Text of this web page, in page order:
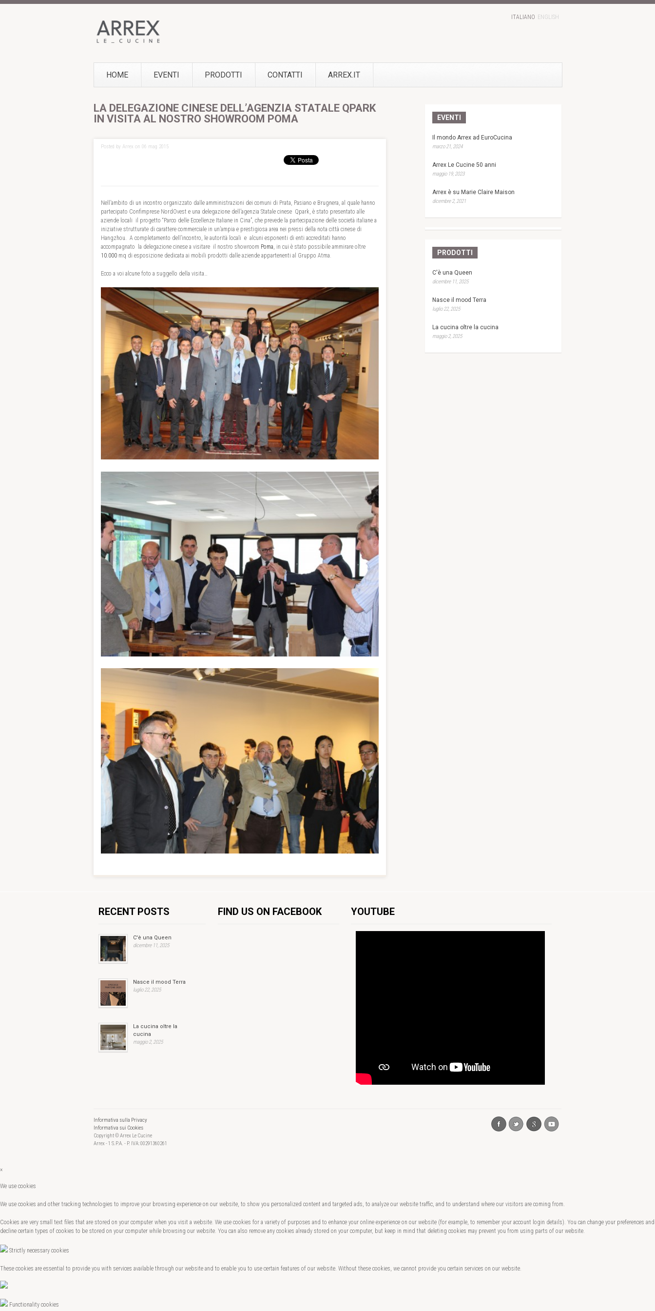
ITALIANO ENGLISH
HOME EVENTI PRODOTTI CONTATTI ARREX.IT
LA DELEGAZIONE CINESE DELL’AGENZIA STATALE QPARK
IN VISITA AL NOSTRO SHOWROOM POMA
Posted by Arrex on 06 mag 2015
Nell’ambito di un incontro organizzato dalle amministrazioni dei comuni di Prata, Pasiano e Brugnera, al quale hanno
partecipato Confimprese NordOvest e una delegazione dell’agenzia Statale cinese Qpark, è stato presentato alle
aziende locali il progetto “Parco delle Eccellenze Italiane in Cina”, che prevede la partecipazione delle società italiane a
iniziative strutturate di carattere commerciale in un’ampia e prestigiosa area nei pressi della nota città cinese di
Hangzhou. A completamento dell’incontro, le autorità locali e alcuni esponenti di enti accreditati hanno
accompagnato la delegazione cinese a visitare il nostro showroom Poma , in cui è stato possibile ammirare oltre
10.000 mq di esposizione dedicata ai mobili prodotti dalle aziende appartenenti al Gruppo Atma.
Ecco a voi alcune foto a suggello della visita…
EVENTI
Il mondo Arrex ad EuroCucina
marzo 21, 2024
Arrex Le Cucine 50 anni
maggio 19, 2023
Arrex è su Marie Claire Maison
dicembre 2, 2021
PRODOTTI
C'è una Queen
dicembre 11, 2025
Nasce il mood Terra
luglio 22, 2025
La cucina oltre la cucina
maggio 2, 2025
RECENT POSTS
C'è una Queen
dicembre 11, 2025
Nasce il mood Terra
luglio 22, 2025
La cucina oltre la
cucina
maggio 2, 2025
FIND US ON FACEBOOK YOUTUBE
Informativa sulla Privacy
Informativa sui Cookies
Copyright © Arrex Le Cucine
Arrex - 1 S.P.A. - P. IVA: 00291360261
×
We use cookies
We use cookies and other tracking technologies to improve your browsing experience on our website, to show you personalized content and targeted ads, to analyze our website traffic, and to understand where our visitors are coming from.
Cookies are very small text files that are stored on your computer when you visit a website. We use cookies for a variety of purposes and to enhance your online experience on our website (for example, to remember your account login details). You can change your preferences and
decline certain types of cookies to be stored on your computer while browsing our website. You can also remove any cookies already stored on your computer, but keep in mind that deleting cookies may prevent you from using parts of our website.
Strictly necessary cookies
These cookies are essential to provide you with services available through our website and to enable you to use certain features of our website. Without these cookies, we cannot provide you certain services on our website.
Functionality cookies